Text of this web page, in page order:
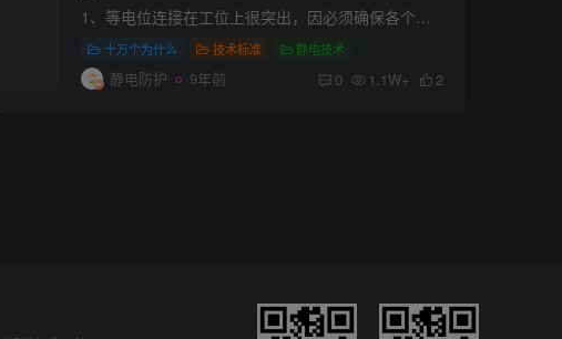
1、等电位连接在工位上很突出，因必须确保各个器件和用具间的电势差最小化，减少操作中传导静电的风险。 2、地线线径在20内没有说明也没有一个统一的标准，但是在国标内有一个参考标准：三级地...
十万个为什么 技术标准 静电技术
静电防护 9年前 0 1.1W+ 2